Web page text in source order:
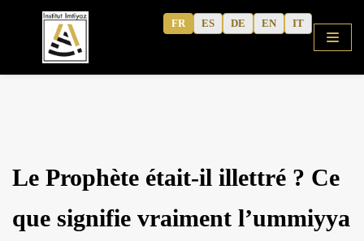
contenu
BOUTIQUE
ALPHABET GRATUIT
Le Prophète était-il illettré ? Ce
que signifie vraiment l’ummiyya
FR ES DE EN IT